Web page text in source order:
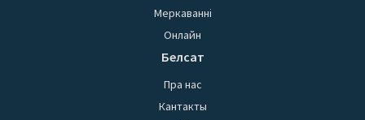
Меркаванні
Онлайн
Белсат
Пра нас
Кантакты